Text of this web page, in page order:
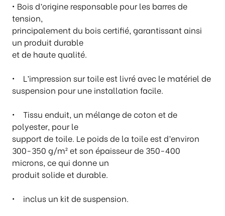
€
4
0
• Bois d’origine responsable pour les barres de
tension,
principalement du bois certifié, garantissant ainsi
un produit durable
et de haute qualité.
• L’impression sur toile est livré avec le matériel de
suspension pour une installation facile.
• Tissu enduit, un mélange de coton et de
polyester, pour le
support de toile. Le poids de la toile est d’environ
300-350 g/m² et son épaisseur de 350-400
microns, ce qui donne un
produit solide et durable.
• inclus un kit de suspension.